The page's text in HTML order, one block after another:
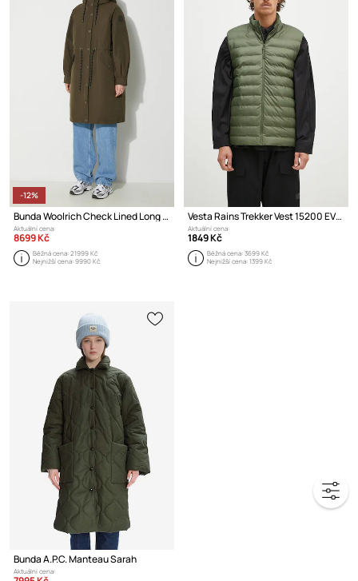
-12%
Bunda Woolrich Check Lined Long Parka
Aktuální cena:
8699 Kč
Běžná cena:21999 Kč
Nejnižší cena:9990 Kč
Vesta Rains Trekker Vest 15200 EVERGREEN
Aktuální cena:
1849 Kč
Běžná cena:3699 Kč
Nejnižší cena:1399 Kč
Bunda A.P.C. Manteau Sarah
Aktuální cena: